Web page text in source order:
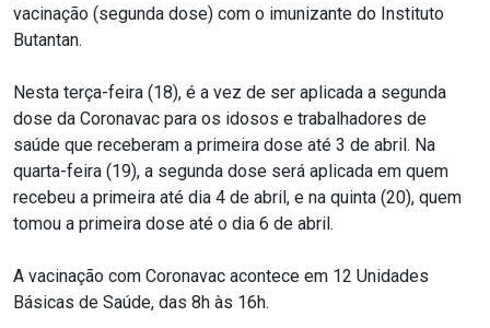
vacinação (segunda dose) com o imunizante do Instituto
Butantan.
Nesta terça-feira (18), é a vez de ser aplicada a segunda
dose da Coronavac para os idosos e trabalhadores de
saúde que receberam a primeira dose até 3 de abril. Na
quarta-feira (19), a segunda dose será aplicada em quem
recebeu a primeira até dia 4 de abril, e na quinta (20), quem
tomou a primeira dose até o dia 6 de abril.
A vacinação com Coronavac acontece em 12 Unidades
Básicas de Saúde, das 8h às 16h.